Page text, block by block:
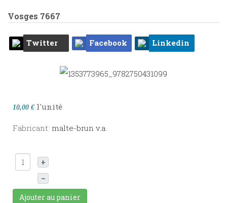
Vosges 7667
Twitter Facebook Linkedin
10,00 € l'unité
Fabricant: malte-brun v.a.
+
–
Ajouter au panier